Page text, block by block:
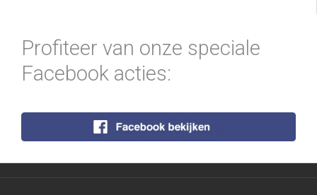
Profiteer van onze speciale
Facebook acties: